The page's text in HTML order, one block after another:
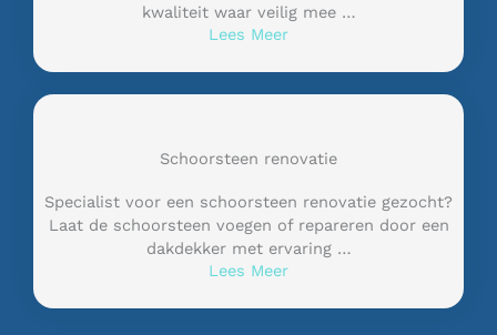
kwaliteit waar veilig mee …
Lees Meer
Schoorsteen renovatie
Specialist voor een schoorsteen renovatie gezocht?
Laat de schoorsteen voegen of repareren door een
dakdekker met ervaring …
Lees Meer